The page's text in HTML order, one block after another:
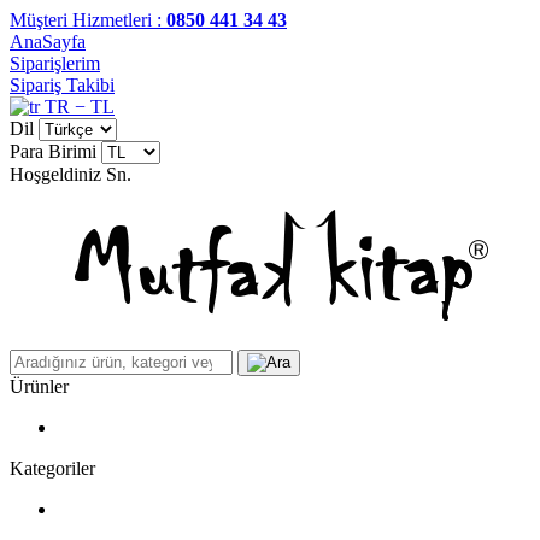
Müşteri Hizmetleri : 0850 441 34 43
AnaSayfa
Siparişlerim
Sipariş Takibi
TR − TL
Dil
Para Birimi
Hoşgeldiniz Sn.
Ürünler
Kategoriler